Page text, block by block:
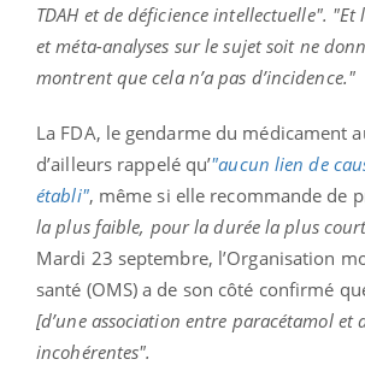
TDAH et de déficience intellectuelle". "Et
et méta-analyses sur le sujet soit ne
montrent que cela n’a pas d’incidence."
La FDA, le gendarme du médicament
d’ailleurs rappelé qu’"aucun lien de
établi", même si elle recommande de
la plus faible, pour la durée la plus
Mardi 23 septembre, l’Organisation
santé (OMS) a de son côté confirmé
[d’une association entre paracétamol et
incohérentes".